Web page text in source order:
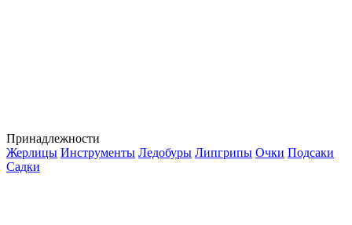
Принадлежности
Жерлицы Инструменты Ледобуры Липгрипы Очки Подсаки
Садки